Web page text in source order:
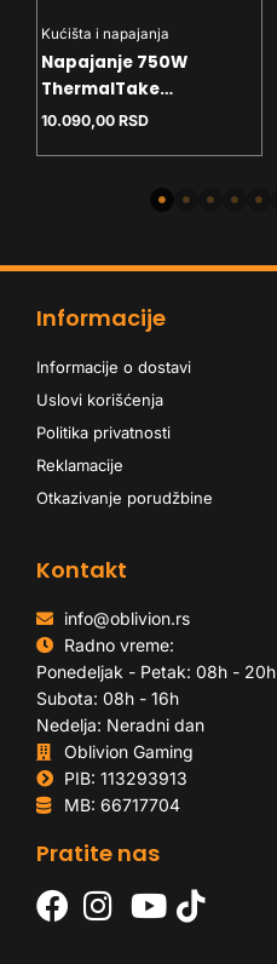
Kućišta i napajanja
Napajanje 750W
ThermalTake
Toughpower GX3 SE 80+
10.090,00 RSD
Informacije
Informacije o dostavi
Uslovi korišćenja
Politika privatnosti
Reklamacije
Otkazivanje porudžbine
Kontakt
info@oblivion.rs
Radno vreme:
Ponedeljak - Petak: 08h - 20h
Subota: 08h - 16h
Nedelja: Neradni dan
Oblivion Gaming
PIB: 113293913
MB: 66717704
Pratite nas